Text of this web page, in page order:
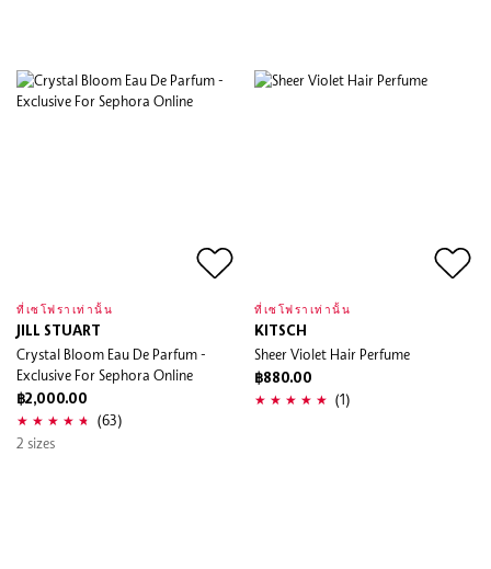
ที่เซโฟราเท่านั้น
JILL STUART
Crystal Bloom Eau De Parfum -
Exclusive For Sephora Online
฿2,000.00
(63)
2 sizes
ที่เซโฟราเท่านั้น
KITSCH
Sheer Violet Hair Perfume
฿880.00
(1)